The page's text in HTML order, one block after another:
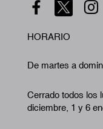
HORARIO
De martes a
Cerrado todos los
diciembre, 1 y 6